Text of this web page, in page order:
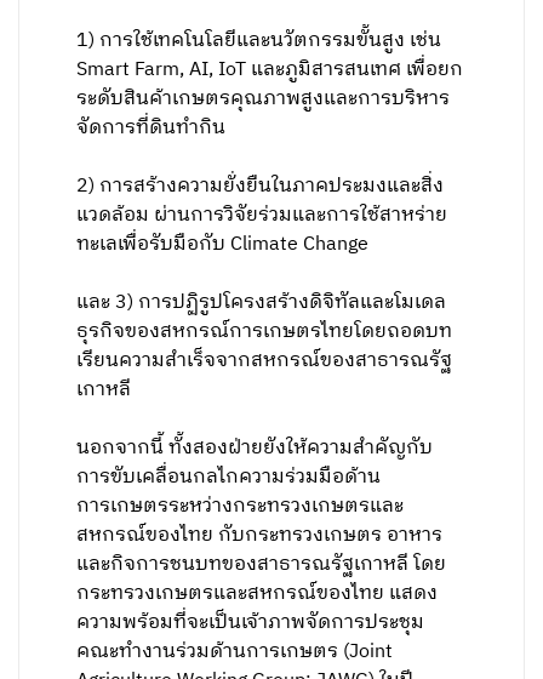
1) การใช้เทคโนโลยีและนวัตกรรมขั้นสูง เช่น
Smart Farm, AI, IoT และภูมิสารสนเทศ เพื่อยก
ระดับสินค้าเกษตรคุณภาพสูงและการบริหาร
จัดการที่ดินทำกิน
2) การสร้างความยั่งยืนในภาคประมงและสิ่ง
แวดล้อม ผ่านการวิจัยร่วมและการใช้สาหร่าย
ทะเลเพื่อรับมือกับ Climate Change
และ 3) การปฏิรูปโครงสร้างดิจิทัลและโมเดล
ธุรกิจของสหกรณ์การเกษตรไทยโดยถอดบท
เรียนความสำเร็จจากสหกรณ์ของสาธารณรัฐ
เกาหลี
นอกจากนี้ ทั้งสองฝ่ายยังให้ความสำคัญกับ
การขับเคลื่อนกลไกความร่วมมือด้าน
การเกษตรระหว่างกระทรวงเกษตรและ
สหกรณ์ของไทย กับกระทรวงเกษตร อาหาร
และกิจการชนบทของสาธารณรัฐเกาหลี โดย
กระทรวงเกษตรและสหกรณ์ของไทย แสดง
ความพร้อมที่จะเป็นเจ้าภาพจัดการประชุม
คณะทำงานร่วมด้านการเกษตร (Joint